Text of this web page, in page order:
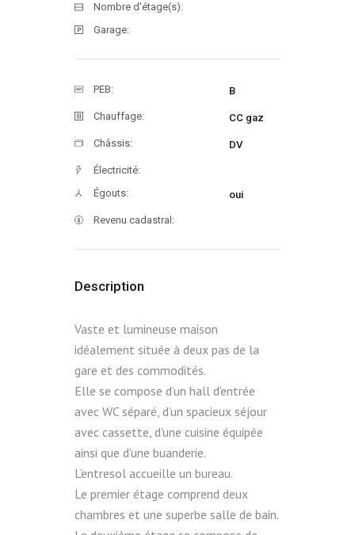
Nombre d'étage(s):
Garage:
PEB: B
Chauffage: CC gaz
Châssis: DV
Électricité:
Égouts:
oui
Revenu cadastral:
Description
Vaste et lumineuse maison
idéalement située à deux pas de la
gare et des commodités.
Elle se compose d’un hall d’entrée
avec WC séparé, d’un spacieux séjour
avec cassette, d’une cuisine équipée
ainsi que d’une buanderie.
L’entresol accueille un bureau.
Le premier étage comprend deux
chambres et une superbe salle de bain.